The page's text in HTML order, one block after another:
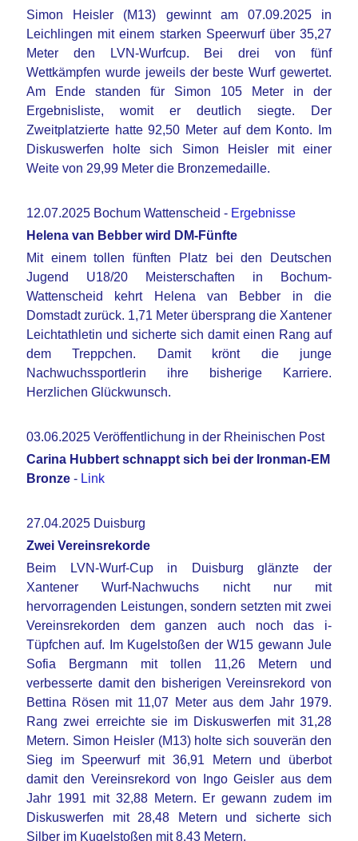
Simon Heisler (M13) gewinnt am 07.09.2025 in
Leichlingen mit einem starken Speerwurf über 35,27
Meter den LVN-Wurfcup. Bei drei von fünf
Wettkämpfen wurde jeweils der beste Wurf gewertet.
Am Ende standen für Simon 105 Meter in der
Ergebnisliste, womit er deutlich siegte. Der
Zweitplatzierte hatte 92,50 Meter auf dem Konto. Im
Diskuswerfen holte sich Simon Heisler mit einer
Weite von 29,99 Meter die Bronzemedaille.
12.07.2025 Bochum Wattenscheid - Ergebnisse
Helena van Bebber wird DM-Fünfte
Mit einem tollen fünften Platz bei den Deutschen
Jugend U18/20 Meisterschaften in Bochum-
Wattenscheid kehrt Helena van Bebber in die
Domstadt zurück. 1,71 Meter übersprang die Xantener
Leichtathletin und sicherte sich damit einen Rang auf
dem Treppchen. Damit krönt die junge
Nachwuchssportlerin ihre bisherige Karriere.
Herzlichen Glückwunsch.
03.06.2025 Veröffentlichung in der Rheinischen Post
Carina Hubbert schnappt sich bei der Ironman-EM
Bronze - Link
27.04.2025 Duisburg
Zwei Vereinsrekorde
Beim LVN-Wurf-Cup in Duisburg glänzte der
Xantener Wurf-Nachwuchs nicht nur mit
hervorragenden Leistungen, sondern setzten mit zwei
Vereinsrekorden dem ganzen auch noch das i-
Tüpfchen auf. Im Kugelstoßen der W15 gewann Jule
Sofia Bergmann mit tollen 11,26 Metern und
verbesserte damit den bisherigen Vereinsrekord von
Bettina Rösen mit 11,07 Meter aus dem Jahr 1979.
Rang zwei erreichte sie im Diskuswerfen mit 31,28
Metern. Simon Heisler (M13) holte sich souverän den
Sieg im Speerwurf mit 36,91 Metern und überbot
damit den Vereinsrekord von Ingo Geisler aus dem
Jahr 1991 mit 32,88 Metern. Er gewann zudem im
Diskuswerfen mit 28,48 Metern und sicherte sich
Silber im Kugelstoßen mit 8,43 Metern.